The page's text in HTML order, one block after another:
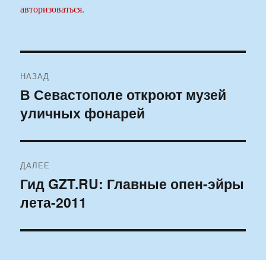
авторизоваться.
по
записям
НАЗАД
Предыдущая
запись:
В Севастополе откроют музей
уличных фонарей
ДАЛЕЕ
Следующая
запись:
Гид GZT.RU: Главные опен-эйры
лета-2011